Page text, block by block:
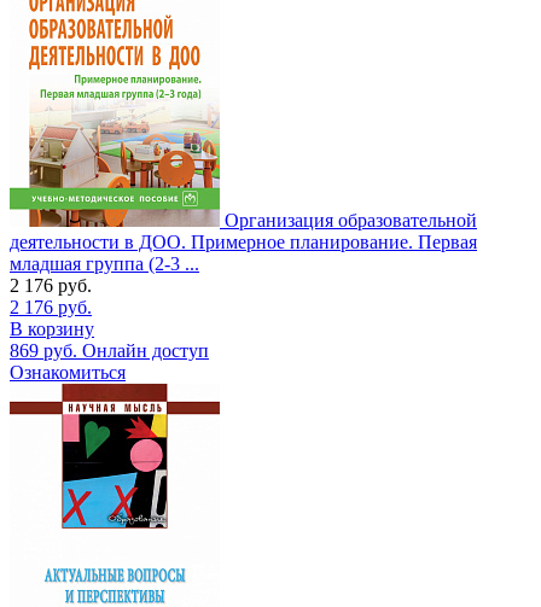
Организация образовательной
деятельности в ДОО. Примерное планирование. Первая
младшая группа (2-3 ...
2 176 руб.
2 176 руб.
В корзину
869 руб. Онлайн доступ
Ознакомиться